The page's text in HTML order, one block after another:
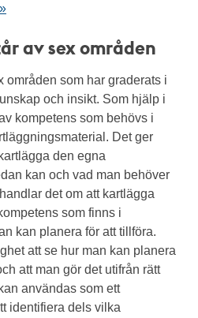
av sex områden
områden som har graderats i
och insikt. Som hjälp i
kompetens som behövs i
Det ger
den egna
kan och vad man behöver
det om att kartlägga
som finns i
kan planera för att tillföra.
att se hur man kan planera
att man gör det utifrån rätt
användas som ett
identifiera dels vilka